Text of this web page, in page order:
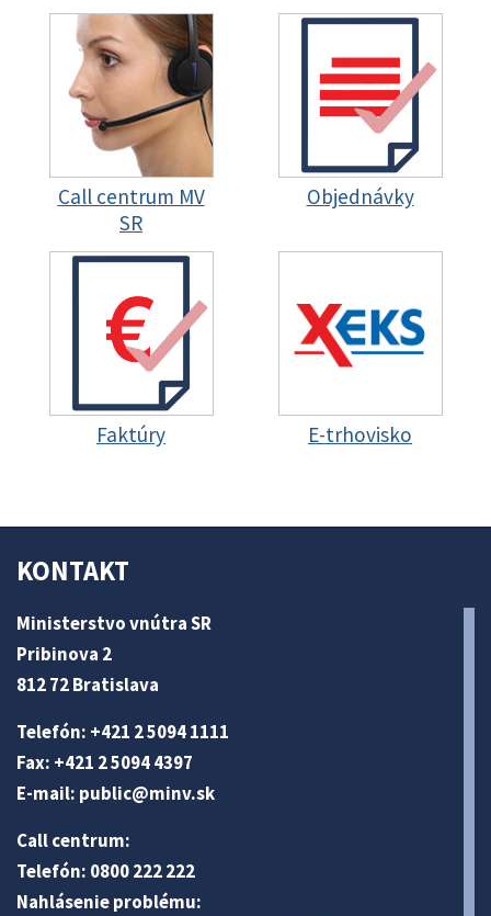
Call centrum MV
SR
Objednávky
Faktúry E-trhovisko
KONTAKT
Ministerstvo vnútra SR
Pribinova 2
812 72 Bratislava
Telefón: +421 2 5094 1111
Fax: +421 2 5094 4397
E-mail: public@minv.sk
Call centrum:
Telefón: 0800 222 222
Nahlásenie problému: